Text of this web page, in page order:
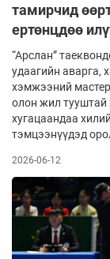
тамирчид
ертөнцдөө
“Арслан”
удаагийн аварга,
хэмжээний
олон жил тууштай
хугацаандаа
тэмцээнүүдэд
2026-06-12